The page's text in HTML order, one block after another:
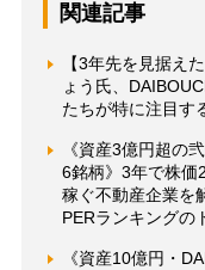
関連記事
【3年先を見据え
ょう氏、
たちが特に注目す
《資産3億円超の
6銘柄》3年で株価
稼ぐ不動産企業
PERランキングの
《資産10億円・